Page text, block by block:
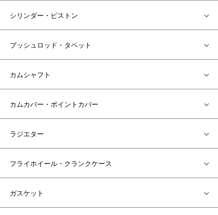
シリンダー・ピストン
プッシュロッド・タペット
カムシャフト
カムカバー・ポイントカバー
ラジエター
フライホイール・クランクケース
ガスケット